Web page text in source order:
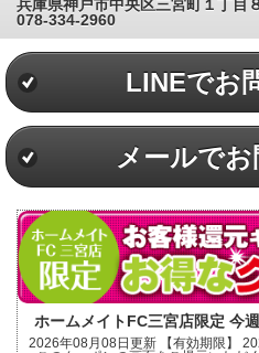
兵庫県神戸市中央区三宮町１丁目
078-334-2960
LINEでお
メールで
ホームメイトFC三宮店限定 今
2026年08月08日更新 【有効期限】